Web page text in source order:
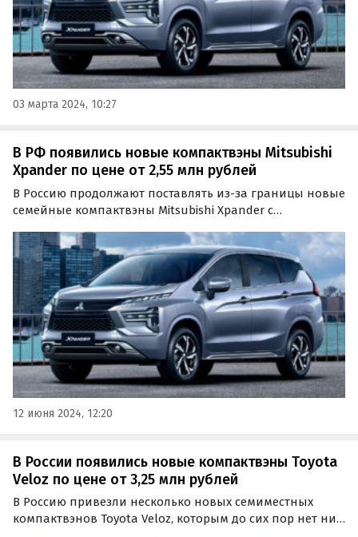
03 марта 2024, 10:27
В РФ появились новые компактвэны Mitsubishi
Xpander по цене от 2,55 млн рублей
В Россию продолжают поставлять из-за границы новые
семейные компактвэны Mitsubishi Xpander с
сайтов объявлений сейчас стартуют от 2 550 000 рублей,
пишут «Автоновости дня».
12 июня 2024, 12:20
В России появились новые компактвэны Toyota
Veloz по цене от 3,25 млн рублей
В Россию привезли несколько новых семиместных
компактвэнов Toyota Veloz, которым до сих пор нет ни